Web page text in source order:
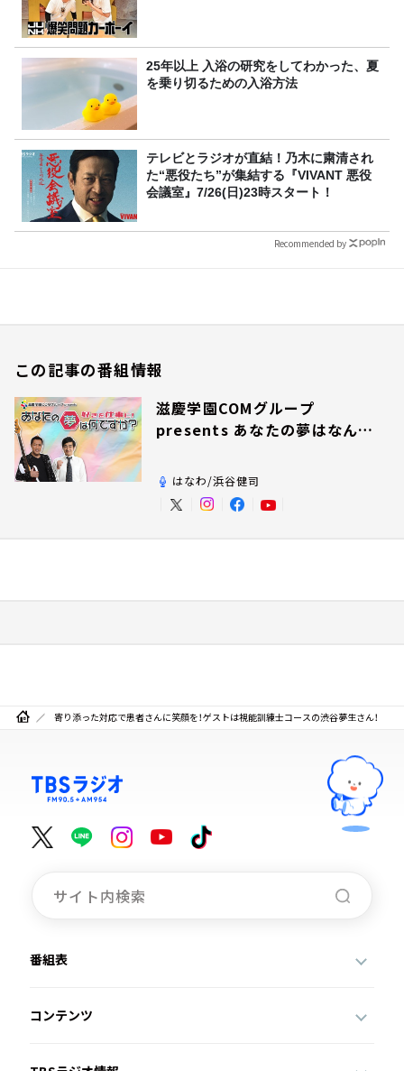
25年以上 入浴の研究をしてわかった、夏
を乗り切るための入浴方法
テレビとラジオが直結！乃木に粛清され
た“悪役たち”が集結する『VIVANT 悪役
会議室』7/26(日)23時スタート！
Recommended by
この記事の番組情報
滋慶学園COMグループ
presents あなたの夢はなんで
はなわ/浜谷健司
寄り添った対応で患者さんに笑顔を！ゲストは視能訓練士コースの渋谷夢生さん！
番組表
コンテンツ